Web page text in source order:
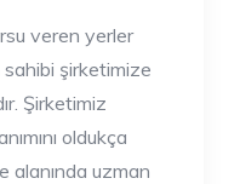
veren yerler
şirketimize
Şirketimiz
oldukça
alanında uzman